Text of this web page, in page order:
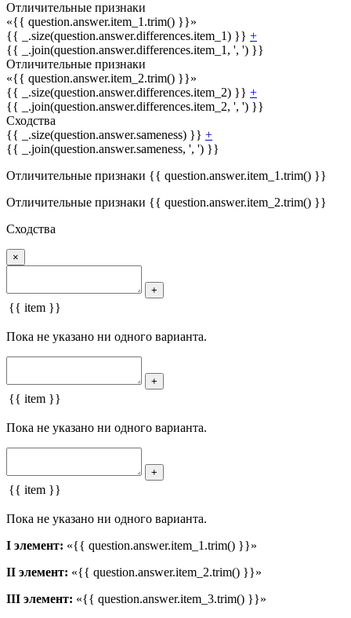
Отличительные признаки
«{{ question.answer.item_1.trim() }}»
{{ _.size(question.answer.differences.item_1) }} +
{{ _.join(question.answer.differences.item_1, ', ') }}
Отличительные признаки
«{{ question.answer.item_2.trim() }}»
{{ _.size(question.answer.differences.item_2) }} +
{{ _.join(question.answer.differences.item_2, ', ') }}
Сходства
{{ _.size(question.answer.sameness) }} +
{{ _.join(question.answer.sameness, ', ') }}
Отличительные признаки {{ question.answer.item_1.trim() }}
Отличительные признаки {{ question.answer.item_2.trim() }}
Сходства
×
+
{{ item }}
Пока не указано ни одного варианта.
+
{{ item }}
Пока не указано ни одного варианта.
+
{{ item }}
Пока не указано ни одного варианта.
I элемент: «{{ question.answer.item_1.trim() }}»
II элемент: «{{ question.answer.item_2.trim() }}»
III элемент: «{{ question.answer.item_3.trim() }}»